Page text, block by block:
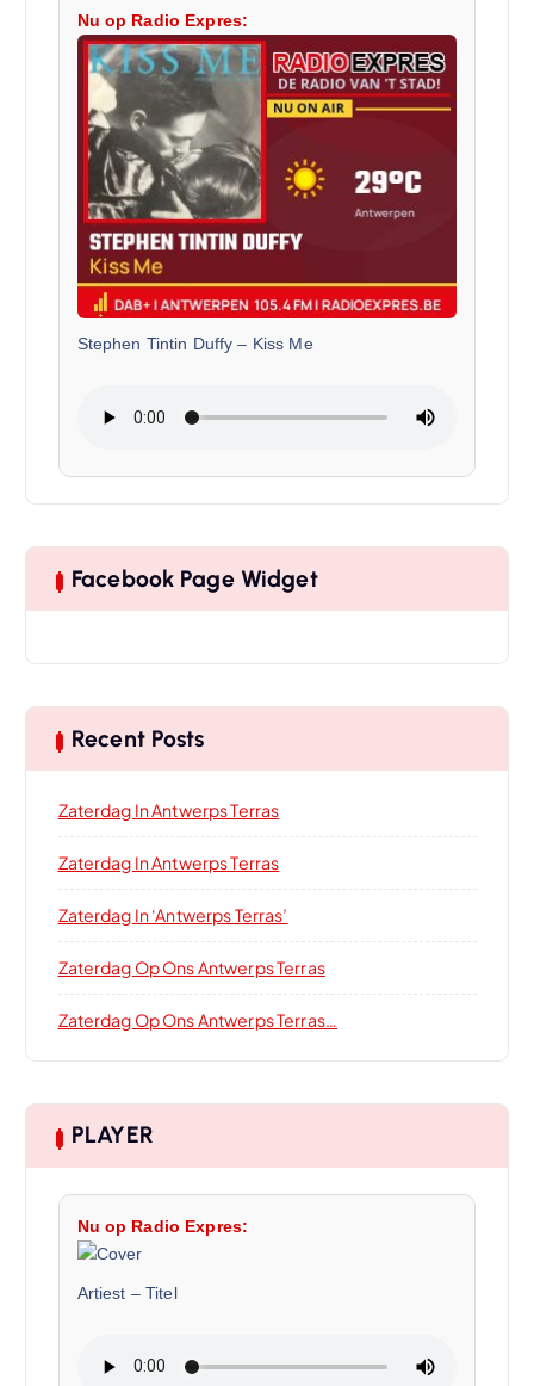
Nu op Radio Expres:
Stephen Tintin Duffy – Kiss Me
Facebook Page Widget
Recent Posts
Zaterdag In Antwerps Terras
Zaterdag In Antwerps Terras
Zaterdag In ‘Antwerps Terras’
Zaterdag Op Ons Antwerps Terras
Zaterdag Op Ons Antwerps Terras…
PLAYER
Nu op Radio Expres:
Artiest – Titel